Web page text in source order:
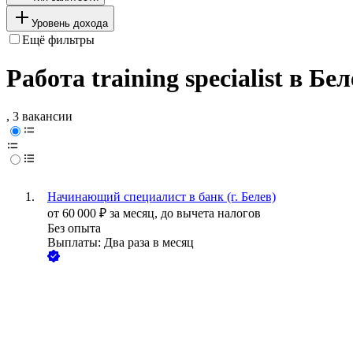
Уровень дохода
Ещё фильтры
Работа training specialist в
, 3 вакансии
Начинающий специалист в банк (г. Белев)
от 60 000 ₽ за месяц, до вычета налогов
Без опыта
Выплаты: Два раза в месяц